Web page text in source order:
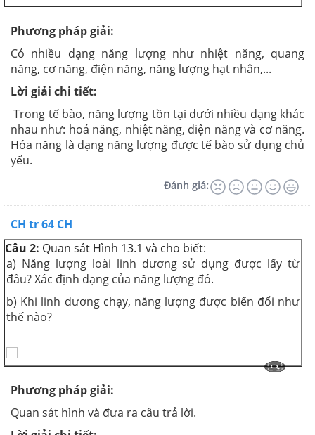
Phương pháp giải:
Có nhiều dạng năng lượng như nhiệt năng, quang
năng, cơ năng, điện năng, năng lượng hạt nhân,...
Lời giải chi tiết:
Trong tế bào, năng lượng tồn tại dưới nhiều dạng khác
nhau như: hoá năng, nhiệt năng, điện năng và cơ năng.
Hóa năng là dạng năng lượng được tế bào sử dụng chủ
yếu.
Đánh giá:
CH tr 64 CH
Câu 2: Quan sát Hình 13.1 và cho biết:
a) Năng lượng loài linh dương sử dụng được lấy từ
đâu? Xác định dạng của năng lượng đó.
b) Khi linh dương chạy, năng lượng được biến đổi như
thế nào?
Phương pháp giải:
Quan sát hình và đưa ra câu trả lời.